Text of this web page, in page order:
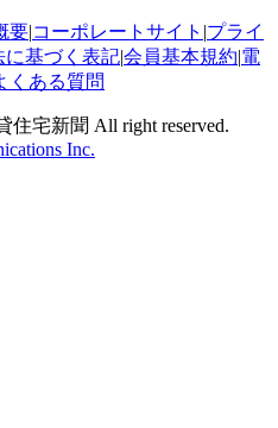
要|コーポレートサイト |プライ
に基づく表記|会員基本規約|電
くある質問
住宅新聞 All right reserved.
Inc.